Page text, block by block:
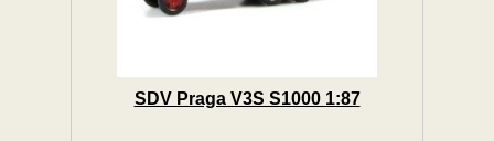
SDV Praga V3S S1000 1:87